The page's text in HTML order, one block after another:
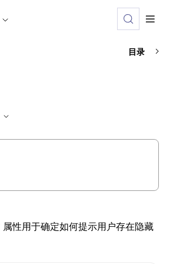
documentation index is
目录
属性用于确定如何提示用户存在隐藏